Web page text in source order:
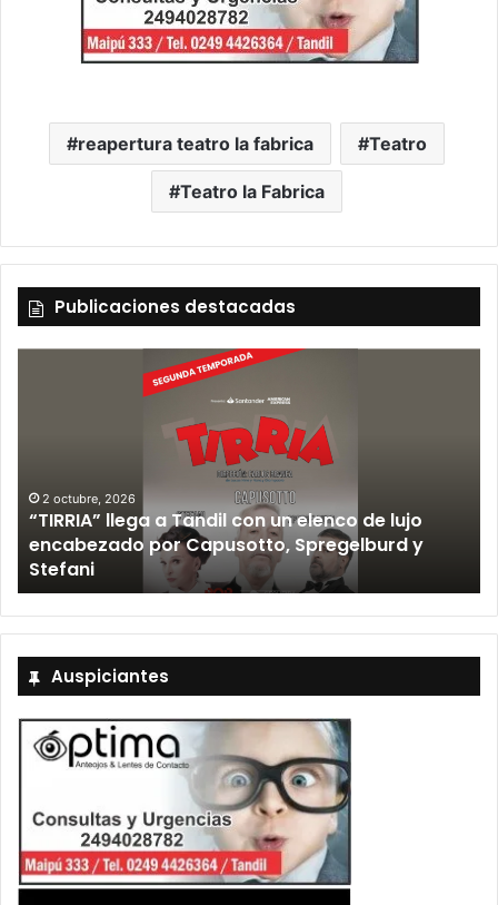
reapertura teatro la fabrica Teatro
Teatro la Fabrica
Publicaciones destacadas
2 octubre, 2026
“TIRRIA” llega a Tandil con un elenco de lujo
encabezado por Capusotto, Spregelburd y
Stefani
Auspiciantes